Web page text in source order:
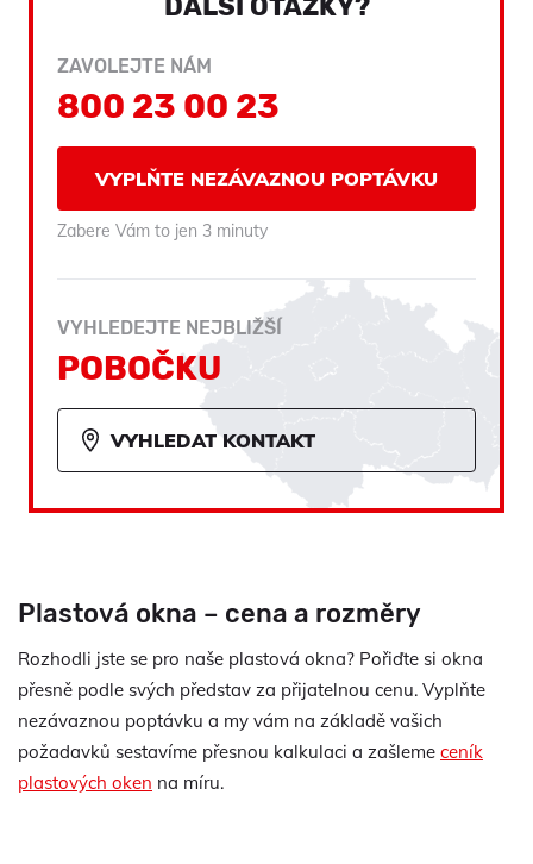
DALŠÍ OTÁZKY?
ZAVOLEJTE NÁM
800 23 00 23
VYPLŇTE NEZÁVAZNOU POPTÁVKU
Zabere Vám to jen 3 minuty
VYHLEDEJTE NEJBLIŽŠÍ
POBOČKU
VYHLEDAT KONTAKT
Plastová okna – cena a rozměry
Rozhodli jste se pro naše plastová okna? Pořiďte si okna
přesně podle svých představ za přijatelnou cenu. Vyplňte
nezávaznou poptávku a my vám na základě vašich
požadavků sestavíme přesnou kalkulaci a zašleme ceník
plastových oken na míru.